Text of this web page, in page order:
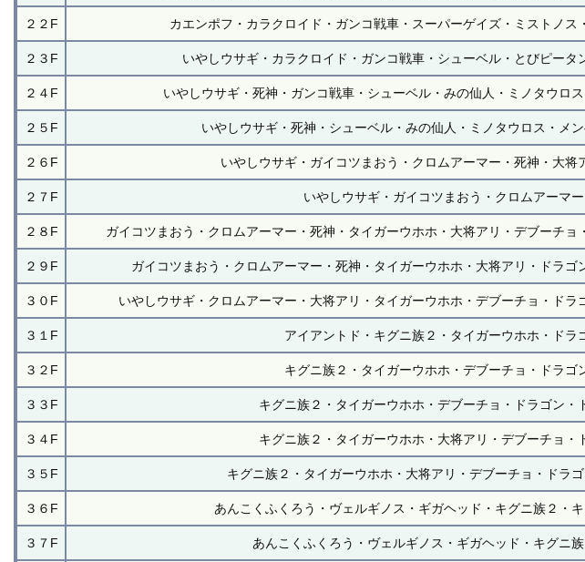
２２F カエンポフ・カラクロイド・ガンコ戦車・スーパーゲイズ・ミストノ
２３F いやしウサギ・カラクロイド・ガンコ戦車・シューベル・とびピー
２４F いやしウサギ・死神・ガンコ戦車・シューベル・みの仙人・ミノタウロ
２５F いやしウサギ・死神・シューベル・みの仙人・ミノタウロス・メ
２６F いやしウサギ・ガイコツまおう・クロムアーマー・死神・大将
２７F いやしウサギ・ガイコツまおう・クロムアーマ
２８F ガイコツまおう・クロムアーマー・死神・タイガーウホホ・大将アリ・デブーチ
２９F ガイコツまおう・クロムアーマー・死神・タイガーウホホ・大将アリ・ドラ
３０F いやしウサギ・クロムアーマー・大将アリ・タイガーウホホ・デブーチョ・ド
３１F アイアントド・キグニ族２・タイガーウホホ・ドラ
３２F キグニ族２・タイガーウホホ・デブーチョ・ドラゴ
３３F キグニ族２・タイガーウホホ・デブーチョ・ドラゴン・
３４F キグニ族２・タイガーウホホ・大将アリ・デブーチョ・
３５F キグニ族２・タイガーウホホ・大将アリ・デブーチョ・ドラ
３６F あんこくふくろう・ヴェルギノス・ギガヘッド・キグニ族２・
３７F あんこくふくろう・ヴェルギノス・ギガヘッド・キグニ